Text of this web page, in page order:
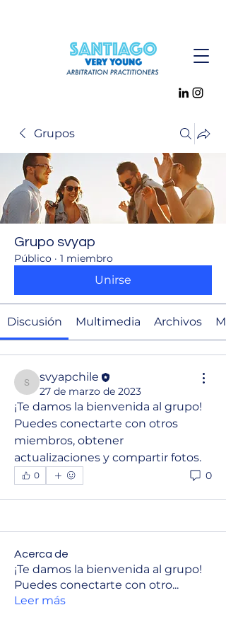
Grupos
Grupo svyap
Público · 1 miembro
Unirse
Discusión Multimedia Archivos
svyapchile
svyapchile
27 de marzo de 2023
¡Te damos la bienvenida al grupo!
Puedes conectarte con otros
miembros, obtener
actualizaciones y compartir fotos.
0 0
Acerca de
¡Te damos la bienvenida al grupo!
Puedes conectarte con otro...
Leer más